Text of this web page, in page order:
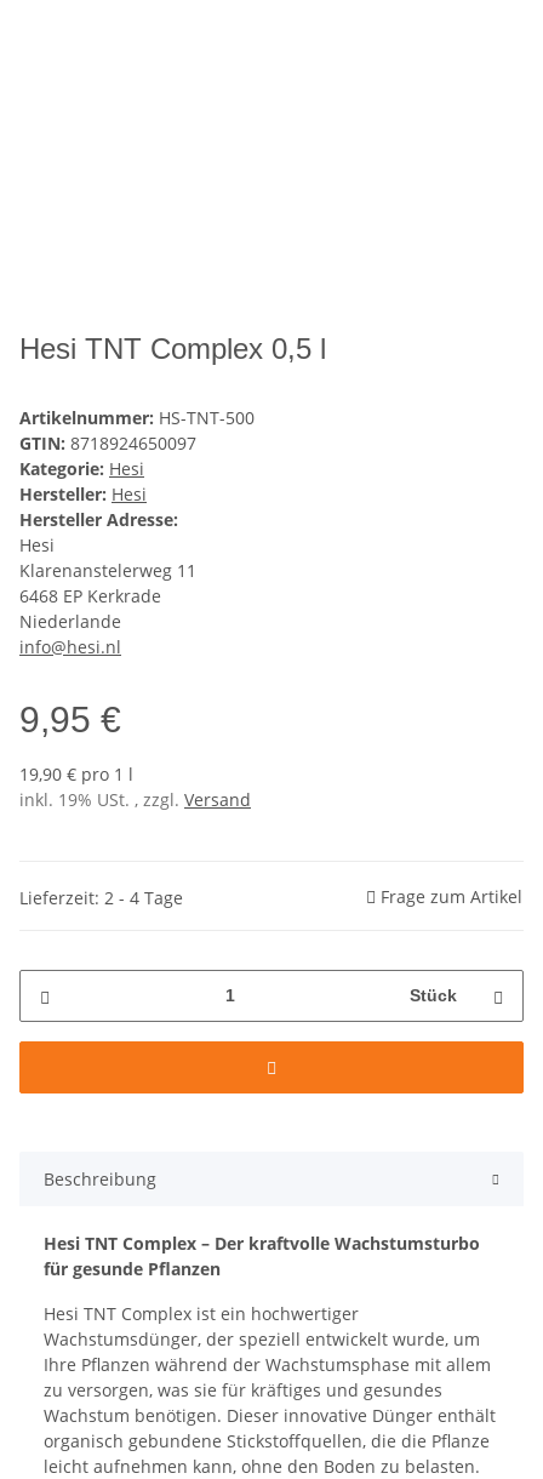
Hesi TNT Complex 0,5 l
Artikelnummer: HS-TNT-500
GTIN: 8718924650097
Kategorie: Hesi
Hersteller: Hesi
Hersteller Adresse:
Hesi
Klarenanstelerweg 11
6468 EP Kerkrade
Niederlande
info@hesi.nl
9,95 €
19,90 € pro 1 l
inkl. 19% USt. , zzgl. Versand
Lieferzeit: 2 - 4 Tage Frage zum Artikel
Stück
Beschreibung
Hesi TNT Complex – Der kraftvolle Wachstumsturbo
für gesunde Pflanzen
Hesi TNT Complex ist ein hochwertiger
Wachstumsdünger, der speziell entwickelt wurde, um
Ihre Pflanzen während der Wachstumsphase mit allem
zu versorgen, was sie für kräftiges und gesundes
Wachstum benötigen. Dieser innovative Dünger enthält
organisch gebundene Stickstoffquellen, die die Pflanze
leicht aufnehmen kann, ohne den Boden zu belasten.